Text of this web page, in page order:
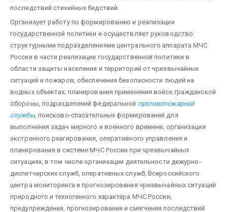
последствий стихийных бедствий.
Организует работу по формированию и реализации
государственной политики и осуществляет руководство
структурными подразделениями центрального аппарата МЧС
России в части реализации государственной политики в
области защиты населения и территорий от чрезвычайных
ситуаций и пожаров, обеспечения безопасности людей на
водных объектах; планирования применения войск гражданской
обороны, подразделений федеральной противопожарной
службы, поисково-спасательных формирований для
выполнения задач мирного и военного времени; организации
экстренного реагирования, оперативного управления и
планирования в системе МЧС России при чрезвычайных
ситуациях, в том числе организации деятельности дежурно-
диспетчерских служб, оперативных служб, Всероссийского
центра мониторинга и прогнозирования чрезвычайных ситуаций
природного и техногенного характера МЧС России;
предупреждения, прогнозирования и смягчения последствий